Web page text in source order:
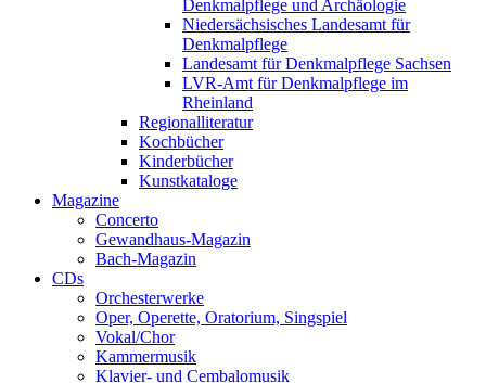
Denkmalpflege und Archäologie
Niedersächsisches Landesamt für
Denkmalpflege
Landesamt für Denkmalpflege Sachsen
LVR-Amt für Denkmalpflege im
Rheinland
Regionalliteratur
Kochbücher
Kinderbücher
Kunstkataloge
Magazine
Concerto
Gewandhaus-Magazin
Bach-Magazin
CDs
Orchesterwerke
Oper, Operette, Oratorium, Singspiel
Vokal/Chor
Kammermusik
Klavier- und Cembalomusik